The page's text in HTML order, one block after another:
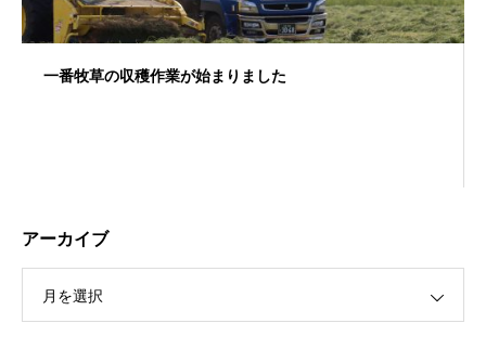
一番牧草の収穫作業が始まりました
アーカイブ
月を選択